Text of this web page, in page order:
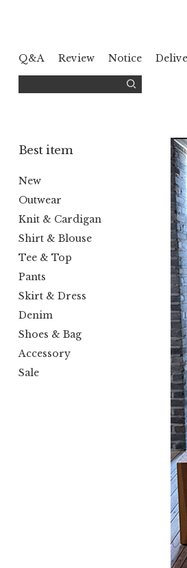
Q&A Review Notice
Best item
New
Outwear
Knit & Cardigan
Shirt & Blouse
Tee & Top
Pants
Skirt & Dress
Denim
Shoes & Bag
Accessory
Sale